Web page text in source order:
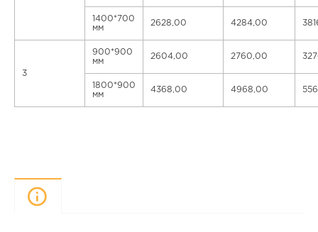
1400*700
мм
2628,00 4284,00
3
900*900
мм
2604,00 2760,00
1800*900
мм
4368,00 4968,00